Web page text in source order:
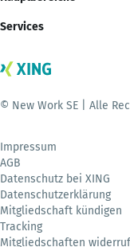
Services
© New Work SE | Alle
Impressum
AGB
Datenschutz bei XING
Datenschutzerklärung
Mitgliedschaft kündigen
Tracking
Mitgliedschaften